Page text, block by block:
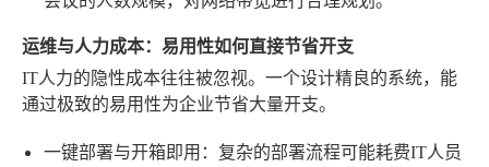
运维与人力成本：易用性如何直接节省开支
IT人力的隐性成本往往被忽视。一个设计精良的系统，能
通过极致的易用性为企业节省大量开支。
一键部署与开箱即用 ：复杂的部署流程可能耗费IT人员